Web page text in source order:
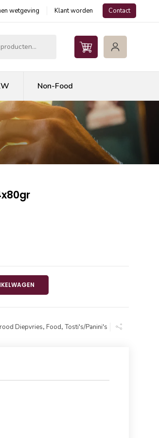
wetgeving Klant worden Contact
Non-Food
Diepvries,Food,Tosti's/Panini's